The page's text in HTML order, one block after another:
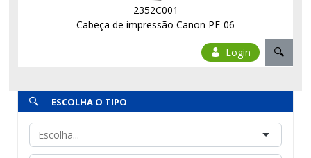
2352C001
Cabeça de impressão Canon PF-06
Login
ESCOLHA O TIPO